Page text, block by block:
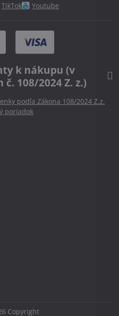
TikTok Youtube
k nákupu (v
108/2024 Z. z.)
podľa Zákona 108/2024 Z.z.
poriadok
Copyright